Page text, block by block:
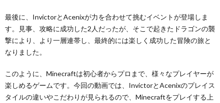
最後に、InvictorとAcenixが力を合わせて挑むイベントが登場しま
す。見事、攻略に成功した2人だったが、そこで起きたドラゴンの襲
撃により、より一層連帯し、最終的には楽しく成功した冒険の旅と
なりました。
このように、Minecraftは初心者からプロまで、様々なプレイヤーが
楽しめるゲームです。今回の動画では、InvictorとAcenixのプレイス
タイルの違いやこだわりが見られるので、Minecraftをプレイする上